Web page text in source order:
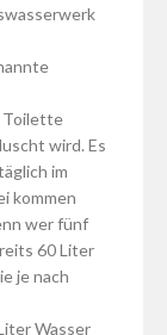
Toilette
wird. Es
im
kommen
wer fünf
60 Liter
je nach
Wasser